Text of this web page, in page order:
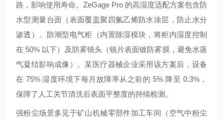
路，影响使用寿命。ZeGage Pro 的高湿度适配方案包含防
水型测量台面（表面覆盖聚四氟乙烯防水涂层，防止水分
渗透）、防潮型电气柜（内置除湿模块，将柜内湿度控制
在 50% 以下）及防雾镜头（镜片表面镀防雾膜，避免水蒸
气凝结影响成像）。某医疗器械企业采用该方案后，设备
在 75% 湿度环境下每月故障率从之前的 5% 降至 0.3%，
保障了人工关节清洗后表面平整度的持续检测。
强粉尘场景多见于矿山机械零部件加工车间（空气中粉尘